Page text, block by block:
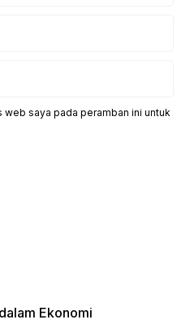
web saya pada peramban ini untuk
Ekonomi